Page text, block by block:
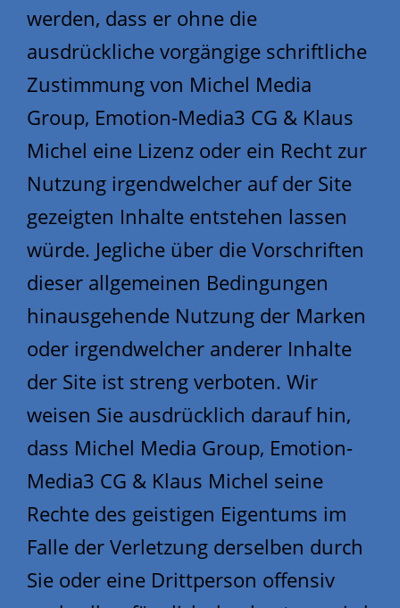
werden, dass er ohne die
ausdrückliche vorgängige schriftliche
Zustimmung von Michel Media
Group, Emotion-Media3 CG & Klaus
Michel eine Lizenz oder ein Recht zur
Nutzung irgendwelcher auf der Site
gezeigten Inhalte entstehen lassen
würde. Jegliche über die Vorschriften
dieser allgemeinen Bedingungen
hinausgehende Nutzung der Marken
oder irgendwelcher anderer Inhalte
der Site ist streng verboten. Wir
weisen Sie ausdrücklich darauf hin,
dass Michel Media Group, Emotion-
Media3 CG & Klaus Michel seine
Rechte des geistigen Eigentums im
Falle der Verletzung derselben durch
Sie oder eine Drittperson offensiv